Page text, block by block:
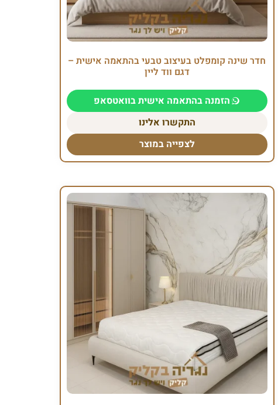
חדר שינה קומפלט בעיצוב טבעי בהתאמה אישית –
דגם ווד ליין
הזמנה בהתאמה אישית בוואטסאפ
התקשרו אלינו
לצפייה במוצר